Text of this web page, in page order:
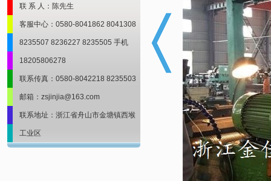
联 系 人：陈先生
客服中心：0580-8041862 8041308
8235507 8236227 8235505 手机
18205806278
联系传真：0580-8042218 8235503
邮箱：zsjinjia@163.com
联系地址：浙江省舟山市金塘镇西堠
工业区